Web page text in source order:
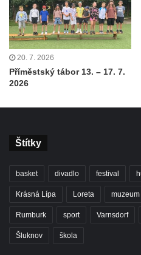
20. 7. 2026
Příměstský tábor 13. – 17. 7.
2026
Štítky
basket divadlo festival
Krásná Lípa Loreta muzeum
Rumburk sport Varnsdorf
Šluknov škola